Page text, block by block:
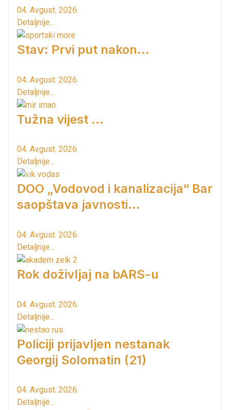
04. Avgust. 2026.
Detaljnije...
Stav: Prvi put nakon…
04. Avgust. 2026.
Detaljnije...
Tužna vijest ...
04. Avgust. 2026.
Detaljnije...
DOO „Vodovod i kanalizacija“ Bar
saopštava javnosti...
04. Avgust. 2026.
Detaljnije...
Rok doživljaj na bARS-u
04. Avgust. 2026.
Detaljnije...
Policiji prijavljen nestanak
Georgij Solomatin (21)
04. Avgust. 2026.
Detaljnije...